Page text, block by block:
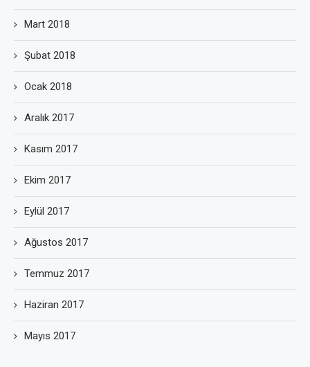
Mart 2018
Şubat 2018
Ocak 2018
Aralık 2017
Kasım 2017
Ekim 2017
Eylül 2017
Ağustos 2017
Temmuz 2017
Haziran 2017
Mayıs 2017